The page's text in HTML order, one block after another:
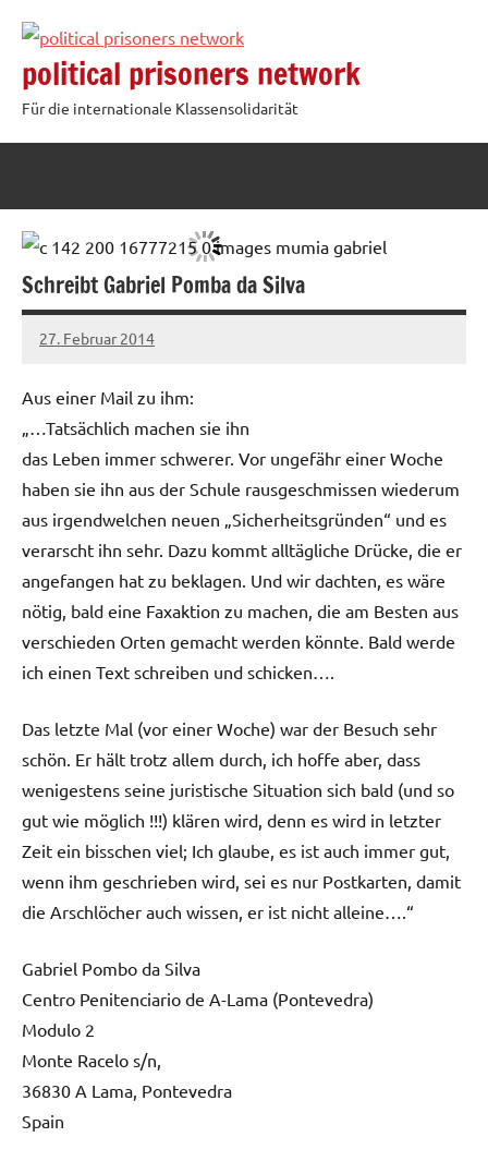
Inhalt
springen
political prisoners network
Für die internationale Klassensolidarität
Schreibt Gabriel Pomba da Silva
27. Februar 2014
admin
Aus einer Mail zu ihm:
„…Tatsächlich machen sie ihn
das Leben immer schwerer. Vor ungefähr einer Woche
haben sie ihn aus der Schule rausgeschmissen wiederum
aus irgendwelchen neuen „Sicherheitsgründen“ und es
verarscht ihn sehr. Dazu kommt alltägliche Drücke, die er
angefangen hat zu beklagen. Und wir dachten, es wäre
nötig, bald eine Faxaktion zu machen, die am Besten aus
verschieden Orten gemacht werden könnte. Bald werde
ich einen Text schreiben und schicken….
Das letzte Mal (vor einer Woche) war der Besuch sehr
schön. Er hält trotz allem durch, ich hoffe aber, dass
wenigestens seine juristische Situation sich bald (und so
gut wie möglich !!!) klären wird, denn es wird in letzter
Zeit ein bisschen viel; Ich glaube, es ist auch immer gut,
wenn ihm geschrieben wird, sei es nur Postkarten, damit
die Arschlöcher auch wissen, er ist nicht alleine….“
Gabriel Pombo da Silva
Centro Penitenciario de A-Lama (Pontevedra)
Modulo 2
Monte Racelo s/n,
36830 A Lama, Pontevedra
Spain